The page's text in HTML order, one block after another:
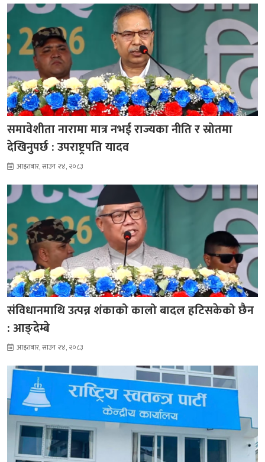
समावेशीता नारामा मात्र नभई राज्यका नीति र स्रोतमा
देखिनुपर्छ : उपराष्ट्रपति यादव
आइतबार, साउन २४, २०८३
संविधानमाथि उत्पन्न शंकाको कालो बादल हटिसकेको छैन
: आङ्देम्बे
आइतबार, साउन २४, २०८३